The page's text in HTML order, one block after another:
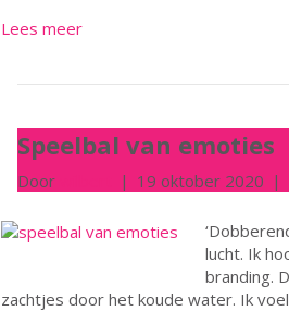
Lees meer
Speelbal van emoties
Door | 19 oktober 2020 |
lucht. Ik
branding.
zachtjes door het koude water. Ik